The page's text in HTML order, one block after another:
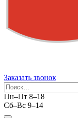
Заказать звонок
Найти:
Пн–Пт 8–18
Сб–Вс 9–14